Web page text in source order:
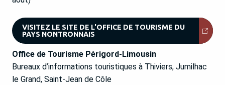
VISITEZ LE SITE DE L'OFFICE DE TOURISME DU
PAYS NONTRONNAIS
Office de Tourisme Périgord-Limousin
Bureaux d’informations touristiques à Thiviers, Jumilhac
le Grand, Saint-Jean de Côle